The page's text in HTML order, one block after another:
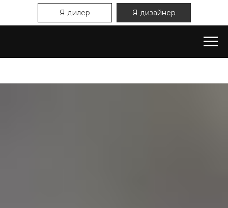
Я дилер Я дизайнер